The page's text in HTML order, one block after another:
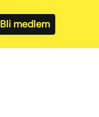
Bli medlem